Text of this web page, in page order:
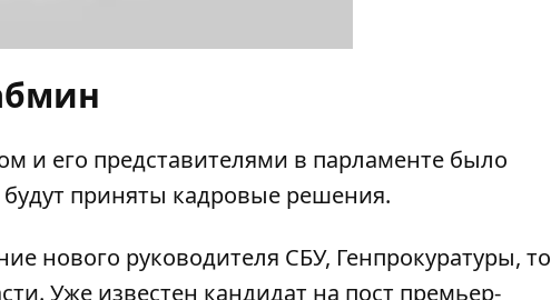
и его представителями в парламенте было
приняты кадровые решения.
нового руководителя СБУ, Генпрокуратуры, то
Уже известен кандидат на пост премьер-